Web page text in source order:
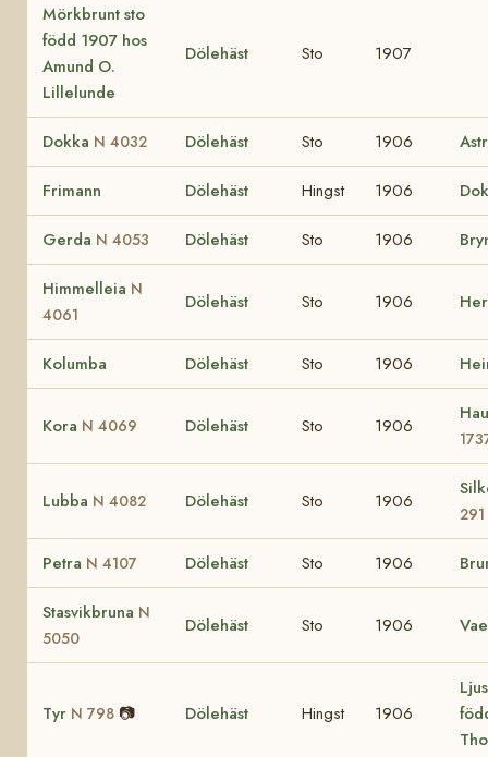
Mörkbrunt sto
född 1907 hos
Amund O.
Lillelunde
Dölehäst Sto 1907
Dokka N 4032 Dölehäst Sto 1906
Frimann Dölehäst Hingst 1906
Gerda N 4053 Dölehäst Sto 1906
Himmelleia N
4061
Dölehäst Sto 1906
Kolumba Dölehäst Sto 1906
Kora N 4069 Dölehäst Sto 1906
Lubba N 4082 Dölehäst Sto 1906
291
Petra N 4107 Dölehäst Sto 1906
Stasvikbruna N
5050
Dölehäst Sto 1906
Tyr N 798 📷 Dölehäst Hingst 1906